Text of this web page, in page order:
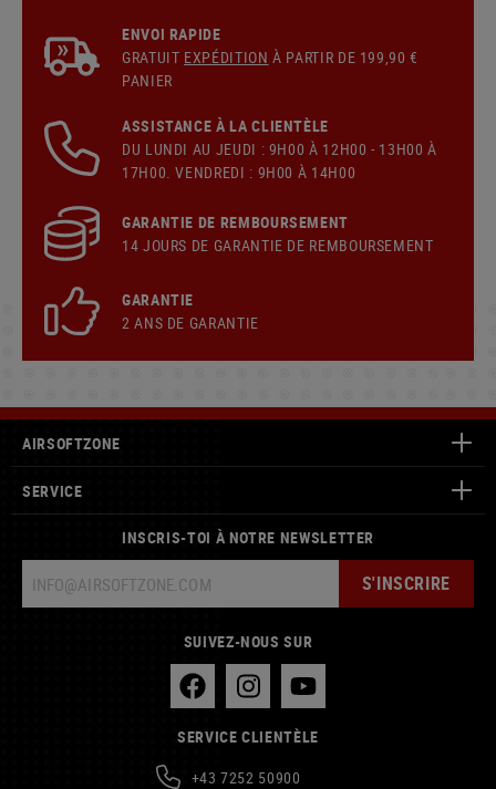
ENVOI RAPIDE
GRATUIT EXPÉDITION À PARTIR DE 199,90 €
PANIER
ASSISTANCE À LA CLIENTÈLE
DU LUNDI AU JEUDI : 9H00 À 12H00 - 13H00 À
17H00. VENDREDI : 9H00 À 14H00
GARANTIE DE REMBOURSEMENT
14 JOURS DE GARANTIE DE REMBOURSEMENT
GARANTIE
2 ANS DE GARANTIE
AIRSOFTZONE
SERVICE
INSCRIS-TOI À NOTRE NEWSLETTER
S'INSCRIRE
SUIVEZ-NOUS SUR
SERVICE CLIENTÈLE
+43 7252 50900